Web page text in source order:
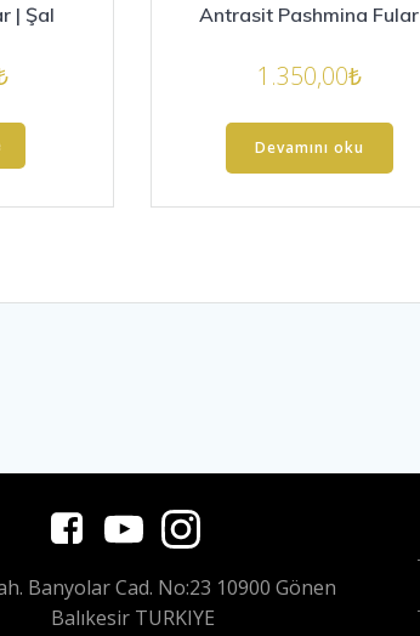
| Şal Antrasit Pashmina Fular
1.350,00₺
Devamını oku
Banyolar Cad. No:23 10900 Gönen
Balıkesir TURKIYE